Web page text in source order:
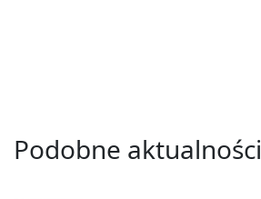
Podobne aktualności